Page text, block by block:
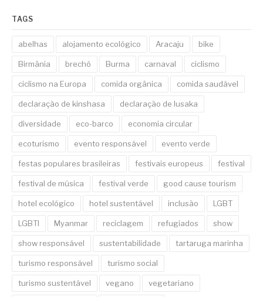
TAGS
abelhas alojamento ecológico Aracaju bike
Birmânia brechó Burma carnaval ciclismo
ciclismo na Europa comida orgânica comida saudável
declaração de kinshasa declaração de lusaka
diversidade eco-barco economia circular
ecoturismo evento responsável evento verde
festas populares brasileiras festivais europeus festival
festival de música festival verde good cause tourism
hotel ecológico hotel sustentável inclusão LGBT
LGBTI Myanmar reciclagem refugiados show
show responsável sustentabilidade tartaruga marinha
turismo responsável turismo social
turismo sustentável vegano vegetariano